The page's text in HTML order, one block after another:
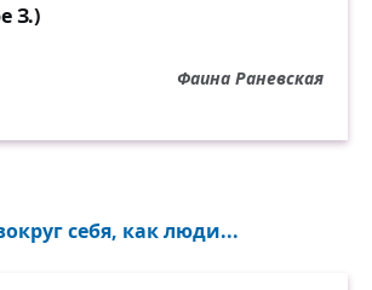
З.)
Фаина Раневская
себя, как люди...